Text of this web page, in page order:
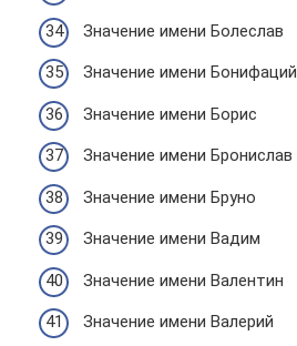
Значение имени Болеслав
Значение имени Бонифаций
Значение имени Борис
Значение имени Бронислав
Значение имени Бруно
Значение имени Вадим
Значение имени Валентин
Значение имени Валерий